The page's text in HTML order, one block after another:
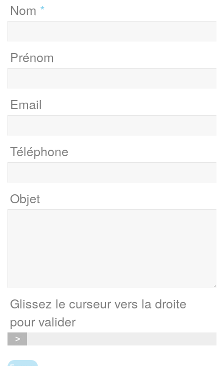
Nom *
Prénom
Email
Téléphone
Objet
Glissez le curseur vers la droite
pour valider